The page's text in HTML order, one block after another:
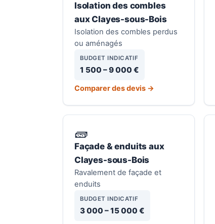
Isolation des combles
aux Clayes-sous-Bois
Isolation des combles perdus
ou aménagés
BUDGET INDICATIF
1 500 – 9 000 €
Comparer des devis →
🧱
Façade & enduits aux
Clayes-sous-Bois
Ravalement de façade et
enduits
BUDGET INDICATIF
3 000 – 15 000 €